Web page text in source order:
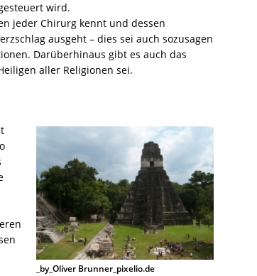
wird.
jeder Chirurg kennt und dessen
ausgeht – dies sei auch sozusagen
Darüberhinaus gibt es auch das
aller Religionen sei.
_by_Oliver Brunner_pixelio.de